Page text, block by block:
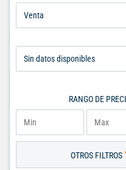
RANGO DE
OTROS FILTROS